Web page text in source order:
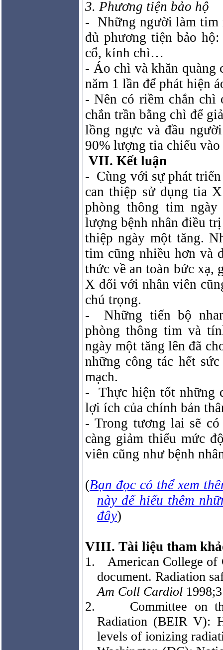
3. Phương tiện bảo hộ
- Những người làm tim
đủ phương tiện bảo
cổ, kính chì…
- Áo chì và khăn quàng
năm 1 lần để phát hiện
- Nên có riềm chắn chì
chắn trần bằng chì để
lồng ngực và đầu
90% lượng tia chiếu vào
VII. Kết luận
- Cùng với sự phát
can thiệp sử dụng tia
phòng thông tim
lượng bệnh nhân điều
thiệp ngày một tăng.
tim cũng nhiều hơn và
thức về an toàn bức xạ,
X đối với nhân viên
chú trọng.
-
Những tiến bộ
phòng thông tim và
ngày một tăng lên đã
những công tác hết
mạch.
-
Thực hiện tốt những
lợi ích của chính bản
- Trong tương lai sẽ
càng giảm thiểu mức
viên cũng như bệnh
(Bạn đọc có thể xem
này để hiểu thêm
đây)
VIII. Tài liệu tham
1. American College of
document. Radiation
Am Coll Cardiol
2.
Committee on
Radiation (BEIR V):
levels of ionizing